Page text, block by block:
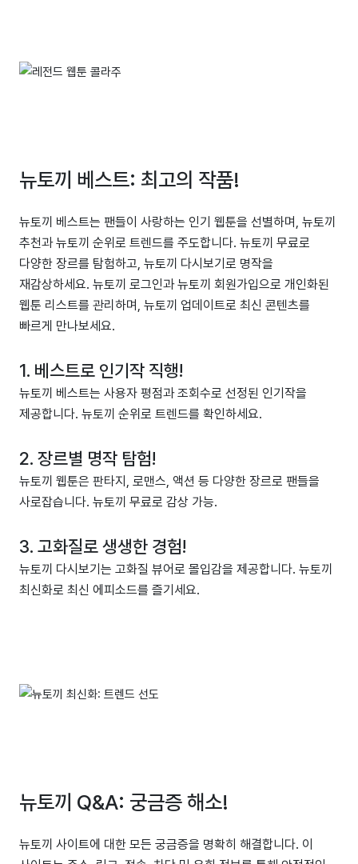
뉴토끼 베스트: 최고의 작품!
뉴토끼 베스트는 팬들이 사랑하는 인기 웹툰을 선별하며, 뉴토끼
추천과 뉴토끼 순위로 트렌드를 주도합니다. 뉴토끼 무료로
다양한 장르를 탐험하고, 뉴토끼 다시보기로 명작을
재감상하세요. 뉴토끼 로그인과 뉴토끼 회원가입으로 개인화된
웹툰 리스트를 관리하며, 뉴토끼 업데이트로 최신 콘텐츠를
빠르게 만나보세요.
1. 베스트로 인기작 직행!
뉴토끼 베스트는 사용자 평점과 조회수로 선정된 인기작을
제공합니다. 뉴토끼 순위로 트렌드를 확인하세요.
2. 장르별 명작 탐험!
뉴토끼 웹툰은 판타지, 로맨스, 액션 등 다양한 장르로 팬들을
사로잡습니다. 뉴토끼 무료로 감상 가능.
3. 고화질로 생생한 경험!
뉴토끼 다시보기는 고화질 뷰어로 몰입감을 제공합니다. 뉴토끼
최신화로 최신 에피소드를 즐기세요.
뉴토끼 Q&A: 궁금증 해소!
뉴토끼 사이트에 대한 모든 궁금증을 명확히 해결합니다. 이